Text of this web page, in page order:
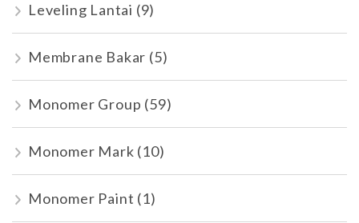
Leveling Lantai (9)
Membrane Bakar (5)
Monomer Group (59)
Monomer Mark (10)
Monomer Paint (1)